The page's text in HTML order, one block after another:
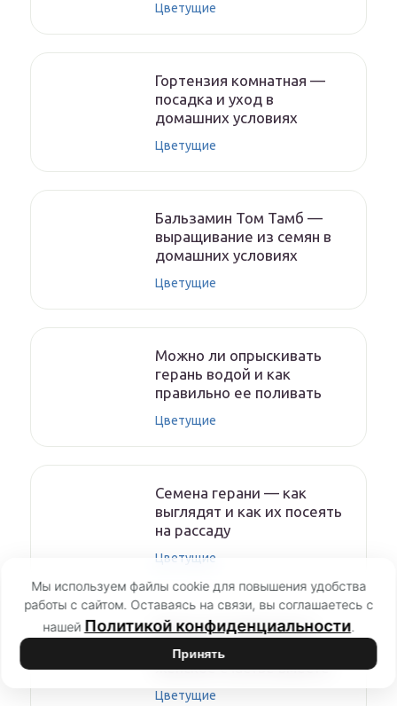
Цветущие
Гортензия комнатная —
посадка и уход в
домашних условиях
Цветущие
Бальзамин Том Тамб —
выращивание из семян в
домашних условиях
Цветущие
Можно ли опрыскивать
герань водой и как
правильно ее поливать
Цветущие
Семена герани — как
выглядят и как их посеять
на рассаду
Цветущие
Цветы спатифиллум и
антуриум — мужское и
женское счастье вместе
Цветущие
Мы используем файлы cookie для повышения удобства
работы с сайтом. Оставаясь на связи, вы соглашаетесь с
нашей Политикой конфиденциальности.
Принять